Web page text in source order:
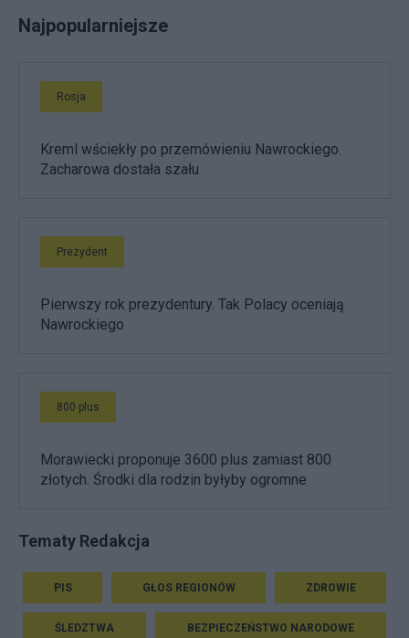
Najpopularniejsze
Rosja
Kreml wściekły po przemówieniu Nawrockiego.
Zacharowa dostała szału
Prezydent
Pierwszy rok prezydentury. Tak Polacy oceniają
Nawrockiego
800 plus
Morawiecki proponuje 3600 plus zamiast 800
złotych. Środki dla rodzin byłyby ogromne
Tematy Redakcja
PIS GŁOS REGIONÓW ZDROWIE
ŚLEDZTWA BEZPIECZEŃSTWO NARODOWE